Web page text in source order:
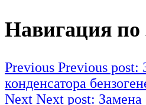
Навигация по
Previous Previous post:
конденсатора
Next Next post: Замена